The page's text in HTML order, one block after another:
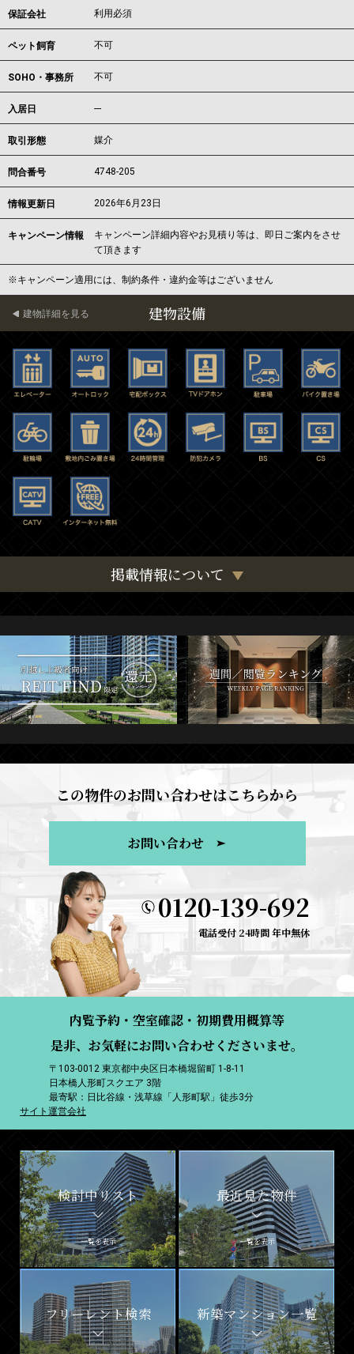
保証会社 利用必須
ペット飼育 不可
SOHO・事務所 不可
入居日 ---
取引形態 媒介
問合番号 4748-205
情報更新日 2026年6月23日
キャンペーン情報
キャンペーン詳細内容やお見積り等は、即日ご案内をさせ
て頂きます
※キャンペーン適用には、制約条件・違約金等はございません
建物設備
建物詳細を見る
掲載情報について
この物件のお問い合わせはこちらから
お問い合わせ
0120-139-692
電話受付 24時間 年中無休
内覧予約・空室確認・初期費用概算等
是非、お気軽にお問い合わせくださいませ。
〒103-0012 東京都中央区日本橋堀留町 1-8-11
日本橋人形町スクエア 3階
最寄駅：日比谷線・浅草線「人形町駅」徒歩3分
サイト運営会社
検討中リスト
一覧を表示
最近見た物件
一覧を表示
フリーレント検索 新築マンション一覧